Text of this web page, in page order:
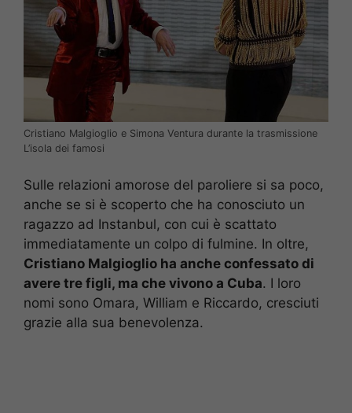
Cristiano Malgioglio e Simona Ventura durante la trasmissione
L’isola dei famosi
Sulle relazioni amorose del paroliere si sa poco,
anche se si è scoperto che ha conosciuto un
ragazzo ad Instanbul, con cui è scattato
immediatamente un colpo di fulmine. In oltre,
Cristiano Malgioglio ha anche confessato di
avere tre figli, ma che vivono a Cuba. I loro
nomi sono Omara, William e Riccardo, cresciuti
grazie alla sua benevolenza.